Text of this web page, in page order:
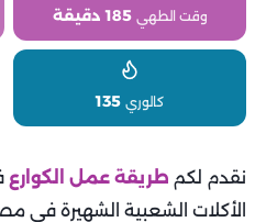
وقت الطهي 185 دقيقة
كالوري 135
نقدم لكم طريقة عمل الكوارع
الأكلات الشعبية الشهيرة في